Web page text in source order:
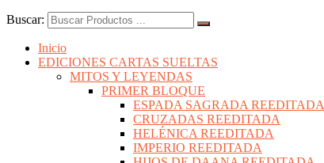
Buscar:
Inicio
EDICIONES CARTAS SUELTAS
MITOS Y LEYENDAS
PRIMER BLOQUE
ESPADA SAGRADA REEDITADA
CRUZADAS REEDITADA
HELÉNICA REEDITADA
IMPERIO REEDITADA